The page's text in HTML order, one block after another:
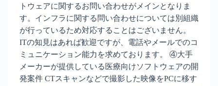
トウェアに関するお問い合わせがメインとなりま
す。インフラに関する問い合わせについては別組織
が行っているため対応することはございません。
ITの知見はあれば歓迎ですが、電話やメールでのコ
ミュニケーション能力を求めております。 ④大手
メーカーが提供している医療向けソフトウェアの開
発案件 CTスキャンなどで撮影した映像をPCに移す